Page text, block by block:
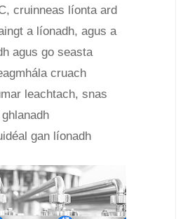
cruinneas líonta ard
a líonadh, agus a
agus go seasta
cruach
leachtach, snas
gan líonadh